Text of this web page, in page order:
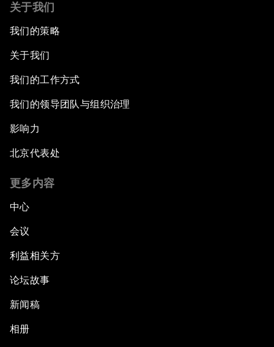
关于我们
我们的策略
关于我们
我们的工作方式
我们的领导团队与组织治理
影响力
北京代表处
更多内容
中心
会议
利益相关方
论坛故事
新闻稿
相册